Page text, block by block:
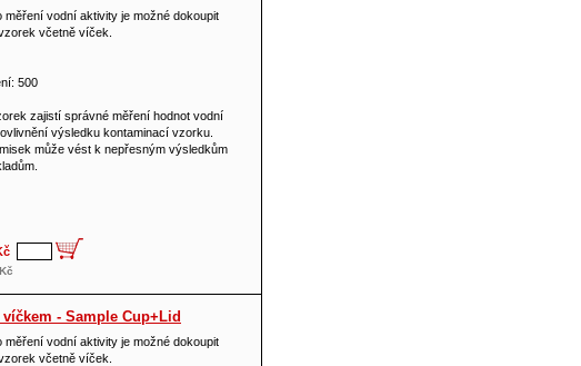
měření vodní aktivity je možné dokoupit
včetně víček.
500
zajistí správné měření hodnot vodní
výsledku kontaminací vzorku.
může vést k nepřesným výsledkům
- Sample Cup+Lid
měření vodní aktivity je možné dokoupit
včetně víček.